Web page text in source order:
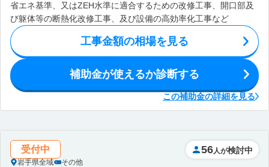
省エネ基準、又はZEH水準に適合するための改修工事、開口部及
び躯体等の断熱化改修工事、及び設備の高効率化工事など
工事金額の相場を見る
補助金が使えるか診断する
この補助金の詳細を見る
受付中
岩手県全域 その他
56 人が検討中